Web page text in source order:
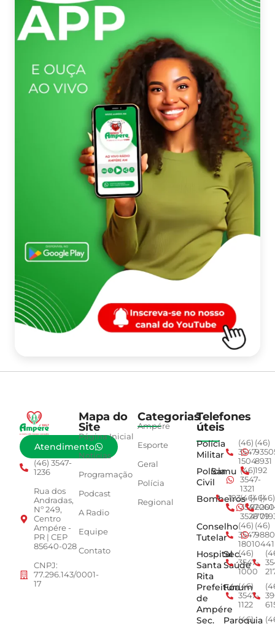
Atendimento
(46) 3547-
1236
Rua dos
Andradas,
Nº 249,
Centro
Ampére -
PR | CEP
85640-028
CNPJ:
77.296.143/0001-
17
Mapa do
Site
Página Inicial
Notícias
Programação
Podcast
A Radio
Equipe
Contato
Categorias
Ampére
Esporte
Geral
Polícia
Regional
Telefones
úteis
Polícia
Militar
(46)
3547-
1504
(46)
8931
Polícia
Civil
Samu (46)
3547-
1321
192
Bombeiros
193(46)
3547-
3528
(46)
4779
(46)
Conselho
Tutelar
(46)
3547-
1801
(46)
0441
Hospital
Santa
Rita
Sec.
Saúde
(46)
3547-
1000
Prefeitura
de
Ampére
Fórum
(46)
3547-
1122
Sec. Paroquia
(46)